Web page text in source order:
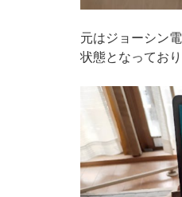
元はジョーシン
状態となってお